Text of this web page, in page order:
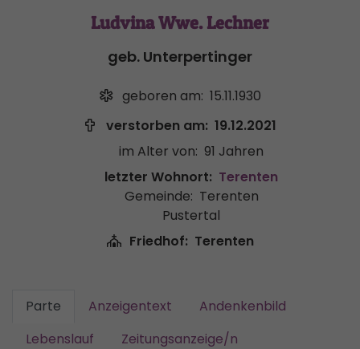
Ludvina Wwe. Lechner
geb. Unterpertinger
geboren am: 15.11.1930
verstorben am: 19.12.2021
im Alter von: 91 Jahren
letzter Wohnort: Terenten
Gemeinde: Terenten
Pustertal
Friedhof: Terenten
Parte Anzeigentext
Andenkenbild
Lebenslauf
Zeitungsanzeige/n